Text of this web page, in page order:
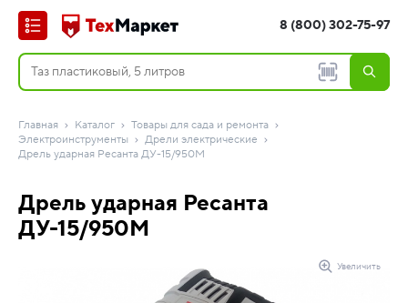
8 (800) 302-75-97
Главная Каталог
Товары для сада и ремонта
Электроинструменты
Дрели электрические
Дрель ударная Ресанта ДУ-15/950М
Дрель ударная Ресанта
ДУ-15/950М
Увеличить